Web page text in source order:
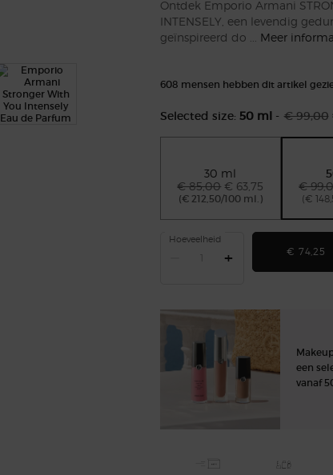
Ontdek Emporio Armani
INTENSELY, een levendig
geïnspireerd do ... Meer
608 mensen hebben dit artikel
Selected size: 50 ml-
Oude
€ 99,00
Nieuwe
Geselecteerd
30 ml
Oude prijs
€ 85,00Nieuwe prijs
€ 63,75
(€ 212,50/100 ml.)
, 1 of 3 €
(€
Hoeveelheid
+ € 74,25
een
vanaf